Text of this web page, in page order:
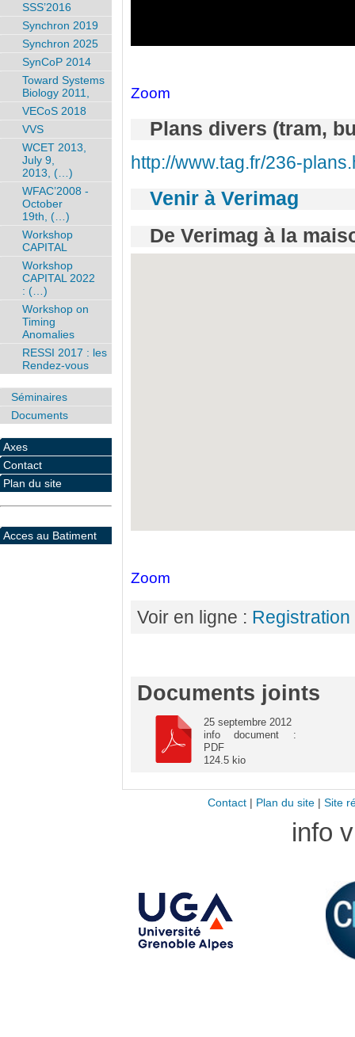
Zoom
Plans divers (tram,
http://www.tag.fr/236-
Venir à Verimag
De Verimag à la
Zoom
Voir en ligne : Registration
Documents joints
25 septembre 2012
info document :
PDF
124.5 kio
SSS’2016
Synchron 2019
Synchron 2025
SynCoP 2014
Toward Systems
Biology 2011,
VECoS 2018
VVS
WCET 2013,
July 9,
2013, (…)
WFAC’2008 -
October
19th, (…)
Workshop
CAPITAL
Workshop
CAPITAL 2022
: (…)
Workshop on
Timing
Anomalies
RESSI 2017 : les
Rendez-vous
Séminaires
Documents
Axes
Contact
Plan du site
Acces au Batiment
Contact| Plan du site| Site
info